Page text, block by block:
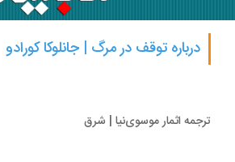
درباره توقف در مرگ | جانلوکا کورادو
اثمار موسوی‌نیا | شرق